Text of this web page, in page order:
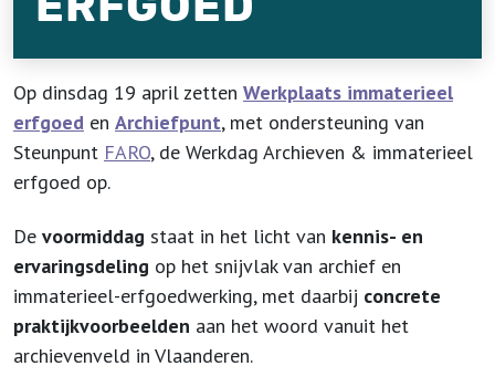
Op dinsdag 19 april zetten Werkplaats immaterieel
erfgoed en Archiefpunt, met ondersteuning van
Steunpunt FARO, de Werkdag Archieven & immaterieel
erfgoed op.
De voormiddag staat in het licht van kennis- en
ervaringsdeling op het snijvlak van archief en
immaterieel-erfgoedwerking, met daarbij concrete
praktijkvoorbeelden aan het woord vanuit het
archievenveld in Vlaanderen.